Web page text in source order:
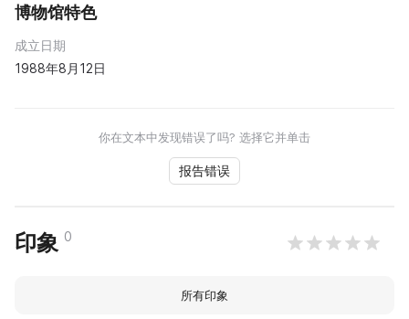
博物馆特色
成立日期
1988年8月12日
你在文本中发现错误了吗? 选择它并单击
报告错误
印象 0
所有印象